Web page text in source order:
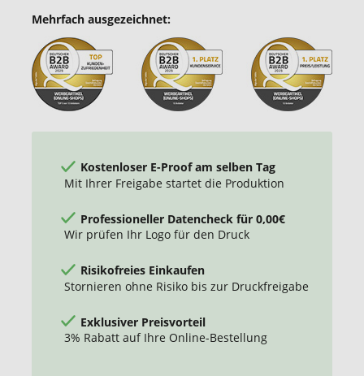
Mehrfach ausgezeichnet:
Kostenloser E-Proof am selben Tag
Mit Ihrer Freigabe startet die Produktion
Professioneller Datencheck für 0,00€
Wir prüfen Ihr Logo für den Druck
Risikofreies Einkaufen
Stornieren ohne Risiko bis zur Druckfreigabe
Exklusiver Preisvorteil
3% Rabatt auf Ihre Online-Bestellung